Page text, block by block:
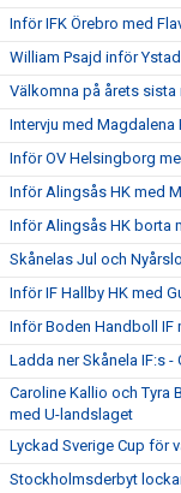
Inför IFK Örebro med
William Psajd inför Ystad
Välkomna på årets sista
Intervju med
Inför OV Helsingborg
Inför Alingsås HK med
Inför Alingsås HK borta
Skånelas Jul och
Inför IF Hallby HK med
Inför Boden Handboll IF
Ladda ner Skånela IF:s -
Caroline Kallio och Tyra
med U-landslaget
Lyckad Sverige Cup för
Stockholmsderbyt